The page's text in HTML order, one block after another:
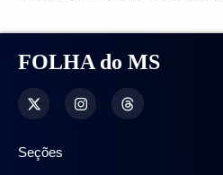
FOLHA do MS
Seções